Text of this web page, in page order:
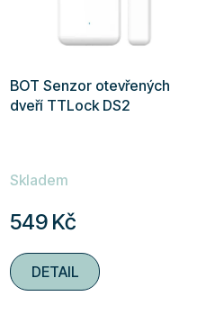
BOT Senzor otevřených
dveří TTLock DS2
Skladem
549 Kč
DETAIL